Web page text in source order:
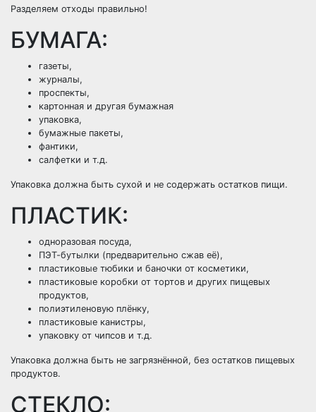
Разделяем отходы правильно!
БУМАГА:
газеты,
журналы,
проспекты,
картонная и другая бумажная
упаковка,
бумажные пакеты,
фантики,
салфетки и т.д.
Упаковка должна быть сухой и не содержать остатков пищи.
ПЛАСТИК:
одноразовая посуда,
ПЭТ-бутылки (предварительно сжав её),
пластиковые тюбики и баночки от косметики,
пластиковые коробки от тортов и других пищевых
продуктов,
полиэтиленовую плёнку,
пластиковые канистры,
упаковку от чипсов и т.д.
Упаковка должна быть не загрязнённой, без остатков пищевых
продуктов.
СТЕКЛО: